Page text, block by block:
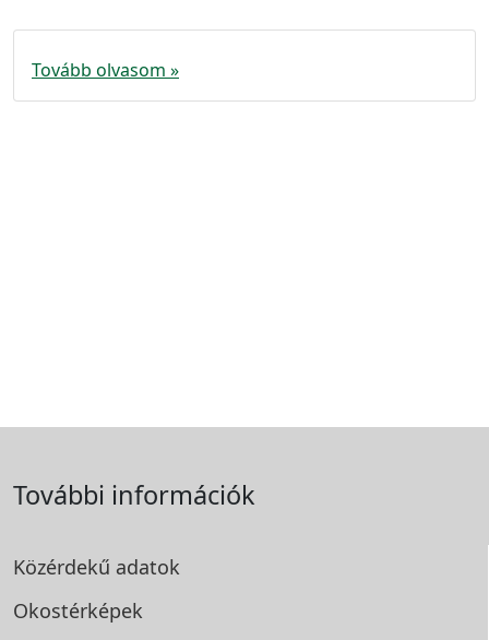
Tovább olvasom »
További információk
Közérdekű adatok
Okostérképek